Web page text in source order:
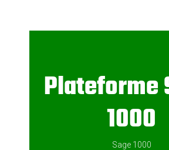
Plateforme
1000
Sage 1000